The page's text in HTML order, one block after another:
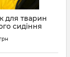
для тварин
сидіння
грн